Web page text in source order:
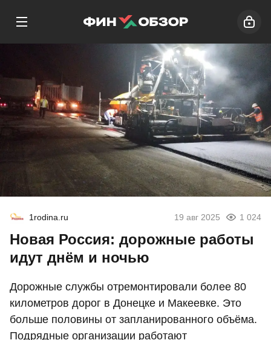
1rodina.ru 19 авг 2025 1 024
Новая Россия: дорожные работы
идут днём и ночью
Дорожные службы отремонтировали более 80
километров дорог в Донецке и Макеевке. Это
больше половины от запланированного объёма.
Подрядные организации работают